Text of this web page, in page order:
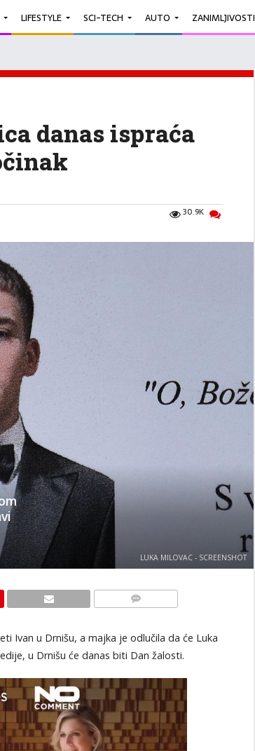
LIFESTYLE SCI-TECH AUTO ZANIMLJIVOSTI
danas ispraća
30.9K
LUKA MILOVAC - SCREENSHOT
Ivan u Drnišu, a majka je odlučila da će Luka
u Drnišu će danas biti Dan žalosti.